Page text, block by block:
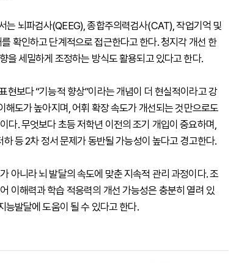
는 뇌파검사(QEEG), 종합주의력검사(CAT), 작업기억 및
확인하고 단계적으로 접근한다고 한다. 청지각 개선 한
을 세밀하게 조정하는 방식도 활용되고 있다고 한다.
현보다 “기능적 향상”이라는 개념이 더 현실적이라고 강
해도가 높아지며, 어휘 확장 속도가 개선되는 것만으로도
다. 무엇보다 초등 저학년 이전의 조기 개입이 중요하며,
등 2차 정서 문제가 동반될 가능성이 높다고 경고한다.
아니라 뇌 발달의 속도에 맞춘 지속적 관리 과정이다. 조
이해력과 학습 적응력의 개선 가능성은 충분히 열려 있
능발달에 도움이 될 수 있다고 한다.